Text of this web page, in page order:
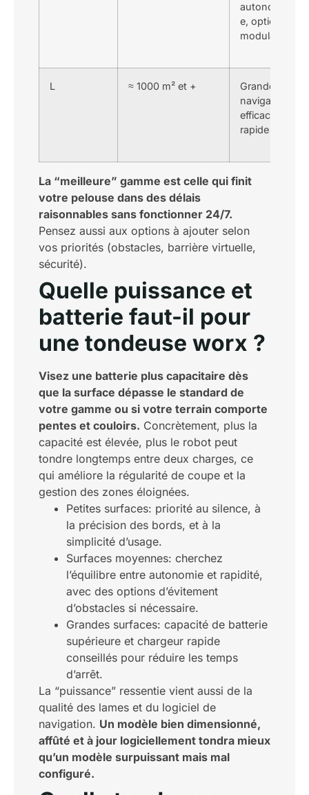
autonomie/
e, options
modulaires
L ≈ 1000 m² et +
Grande
navigation
efficace,
rapide
La “meilleure” gamme est celle qui finit
votre pelouse dans des délais
raisonnables sans fonctionner 24/7.
Pensez aussi aux options à ajouter selon
vos priorités (obstacles, barrière virtuelle,
sécurité).
Quelle puissance et
batterie faut-il pour
une tondeuse worx ?
Visez une batterie plus capacitaire dès
que la surface dépasse le standard de
votre gamme ou si votre terrain comporte
pentes et couloirs. Concrètement, plus la
capacité est élevée, plus le robot peut
tondre longtemps entre deux charges, ce
qui améliore la régularité de coupe et la
gestion des zones éloignées.
Petites surfaces: priorité au silence, à
la précision des bords, et à la
simplicité d’usage.
Surfaces moyennes: cherchez
l’équilibre entre autonomie et rapidité,
avec des options d’évitement
d’obstacles si nécessaire.
Grandes surfaces: capacité de batterie
supérieure et chargeur rapide
conseillés pour réduire les temps
d’arrêt.
La “puissance” ressentie vient aussi de la
qualité des lames et du logiciel de
navigation. Un modèle bien dimensionné,
affûté et à jour logiciellement tondra mieux
qu’un modèle surpuissant mais mal
configuré.